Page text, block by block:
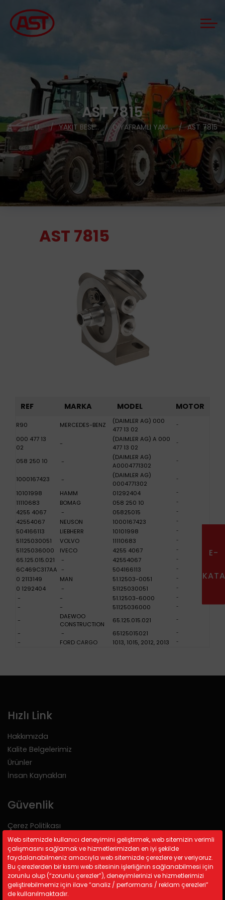
AST 7815
ANASAYFA ÜRÜNLER YAKIT BESLEME POMPALARI DIYAFRAMLI YAKIT BESLEME POMPALARI AST 7815
AST 7815
REF MARKA MODEL MOTOR
R90 MERCEDES-BENZ
(DAIMLER AG) 000
477 13 02
-
000 477 13
02
-
(DAIMLER AG) A 000
477 13 02
-
058 250 10 -
(DAIMLER AG)
A0004771302
-
1000167423 -
(DAIMLER AG)
0004771302
-
10101998 HAMM 01292404 -
11110683 BOMAG 058 250 10 -
4255 4067 - 05825015 -
42554067 NEUSON 1000167423 -
504166113 LIEBHERR 10101998 -
51125030051 VOLVO 11110683 -
51125036000 IVECO 4255 4067 -
65.125.015.021 - 42554067 -
6C469C317AA - 504166113 -
0 2113149 MAN 51.12503-0051 -
0 1292404 - 51125030051 -
- - 51.12503-6000 -
- - 51125036000 -
-
DAEWOO
CONSTRUCTION
65.125.015.021 -
- - 65125015021 -
- FORD CARGO 1013, 1015, 2012, 2013 -
Hızlı Link
Hakkımızda
Kalite Belgelerimiz
Ürünler
İnsan Kaynakları
Güvenlik
Çerez Politikası
Gizlilik Politikası
KVKK
İletişim Bilgileri
Web sitemizde kullanıcı deneyimini geliştirmek, web sitemizin verimli
çalışmasını sağlamak ve hizmetlerimizden en iyi şekilde
faydalanabilmeniz amacıyla web sitemizde çerezlere yer veriyoruz.
Bu çerezlerden bir kısmı web sitesinin işlerliğinin sağlanabilmesi için
zorunlu olup (“zorunlu çerezler”), deneyimlerinizi ve hizmetlerimizi
geliştirebilmemiz için ilave “analiz / performans / reklam çerezleri”
de kullanılmaktadır.
E-